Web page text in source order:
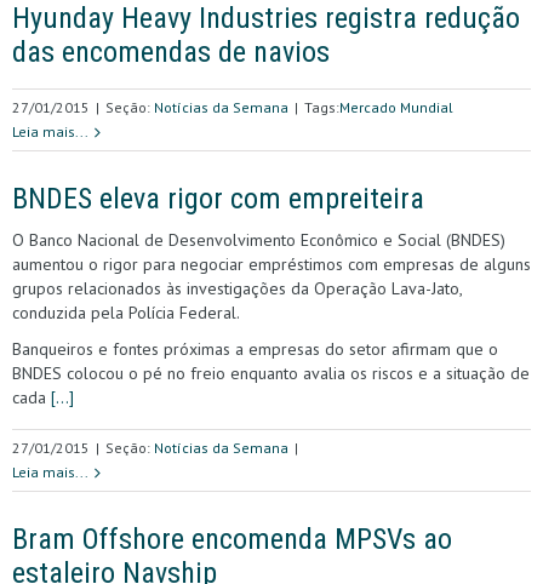
Hyunday Heavy Industries registra redução
das encomendas de navios
27/01/2015 | Seção: Notícias da Semana | Tags:Mercado Mundial
Leia mais...
BNDES eleva rigor com empreiteira
O Banco Nacional de Desenvolvimento Econômico e Social (BNDES)
aumentou o rigor para negociar empréstimos com empresas de alguns
grupos relacionados às investigações da Operação Lava-Jato,
conduzida pela Polícia Federal.
Banqueiros e fontes próximas a empresas do setor afirmam que o
BNDES colocou o pé no freio enquanto avalia os riscos e a situação de
cada […]
27/01/2015 | Seção: Notícias da Semana |
Leia mais...
Bram Offshore encomenda MPSVs ao
estaleiro Navship